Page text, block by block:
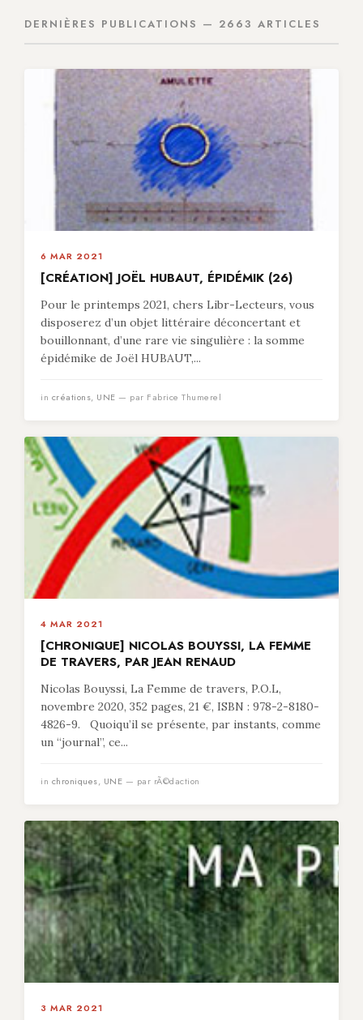
DERNIÈRES PUBLICATIONS — 2663 ARTICLES
6 MAR 2021
[CRÉATION] JOËL HUBAUT, ÉPIDÉMIK (26)
Pour le printemps 2021, chers Libr-Lecteurs, vous
disposerez d’un objet littéraire déconcertant et
bouillonnant, d’une rare vie singulière : la somme
épidémike de Joël HUBAUT,...
in créations, UNE — par Fabrice Thumerel
4 MAR 2021
[CHRONIQUE] NICOLAS BOUYSSI, LA FEMME
DE TRAVERS, PAR JEAN RENAUD
Nicolas Bouyssi, La Femme de travers, P.O.L,
novembre 2020, 352 pages, 21 €, ISBN : 978-2-8180-
4826-9. Quoiqu’il se présente, par instants, comme
un “journal”, ce...
in chroniques, UNE — par rÃ©daction
3 MAR 2021